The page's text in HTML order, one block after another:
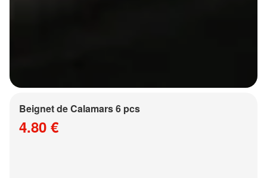
Beignet de Calamars 6 pcs
4.80 €